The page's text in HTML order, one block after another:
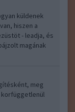
küldenek
hiszen a
- leadja, és
magának
meg
korfüggetlenül